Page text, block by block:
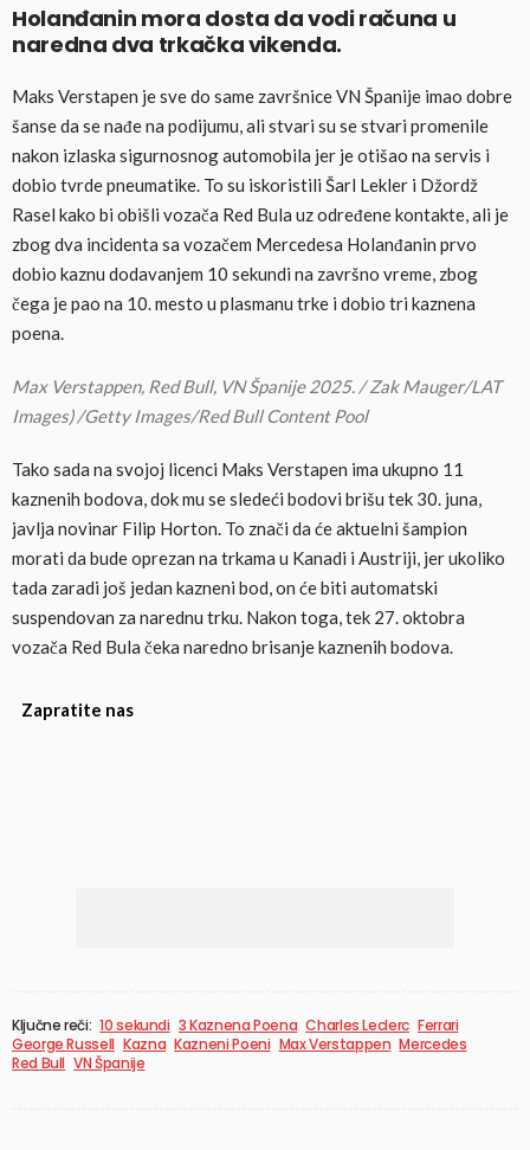
Holanđanin mora dosta da vodi računa u
naredna dva trkačka vikenda.
Maks Verstapen je sve do same završnice VN Španije imao dobre
šanse da se nađe na podijumu, ali stvari su se stvari promenile
nakon izlaska sigurnosnog automobila jer je otišao na servis i
dobio tvrde pneumatike. To su iskoristili Šarl Lekler i Džordž
Rasel kako bi obišli vozača Red Bula uz određene kontakte, ali je
zbog dva incidenta sa vozačem Mercedesa Holanđanin prvo
dobio kaznu dodavanjem 10 sekundi na završno vreme, zbog
čega je pao na 10. mesto u plasmanu trke i dobio tri kaznena
poena.
Max Verstappen, Red Bull, VN Španije 2025. / Zak Mauger/LAT
Images) /Getty Images/Red Bull Content Pool
Tako sada na svojoj licenci Maks Verstapen ima ukupno 11
kaznenih bodova, dok mu se sledeći bodovi brišu tek 30. juna,
javlja novinar Filip Horton. To znači da će aktuelni šampion
morati da bude oprezan na trkama u Kanadi i Austriji, jer ukoliko
tada zaradi još jedan kazneni bod, on će biti automatski
suspendovan za narednu trku. Nakon toga, tek 27. oktobra
vozača Red Bula čeka naredno brisanje kaznenih bodova.
Zapratite nas
Ključne reči: 10 sekundi 3 Kaznena Poena Charles Leclerc Ferrari
George Russell Kazna Kazneni Poeni Max Verstappen Mercedes
Red Bull VN Španije